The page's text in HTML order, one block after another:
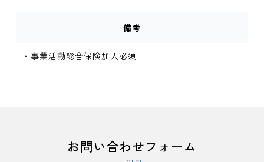
備考
・事業活動総合保険加入必須
お問い合わせフォーム